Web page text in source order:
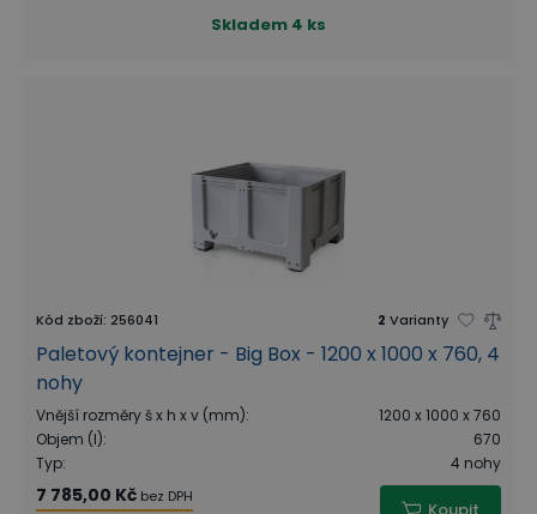
Skladem 4 ks
Kód zboží: 256041 2 Varianty
Paletový kontejner - Big Box - 1200 x 1000 x 760, 4
nohy
Vnější rozměry š x h x v (mm):
1200 x 1000 x 760
Objem (l):
670
Typ: 4 nohy
7 785,00 Kč bez DPH